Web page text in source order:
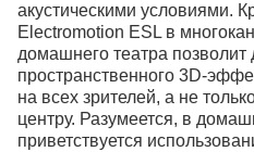
акустическими условиями.
Electromotion ESL в
домашнего театра
пространственного 3D-
на всех зрителей, а не
центру. Разумеется, в
приветствуется